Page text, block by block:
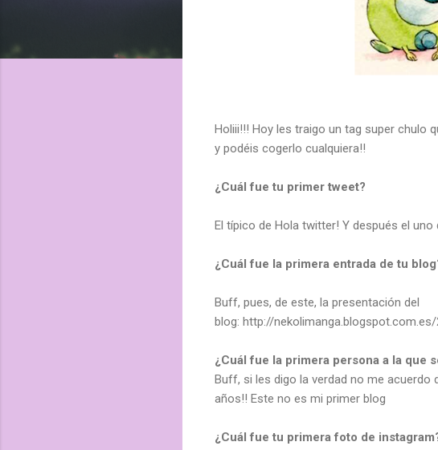
Holiii!!! Hoy les traigo un tag super chulo
y podéis cogerlo cualquiera!!
¿Cuál fue tu primer tweet?
El típico de Hola twitter! Y después el uno
¿Cuál fue la primera entrada de tu
Buff, pues, de este, la presentación del
blog: http://
¿Cuál fue la primera persona a la que
Buff, si les digo la verdad no me
años!! Este no es mi primer blog
¿Cuál fue tu primera foto de